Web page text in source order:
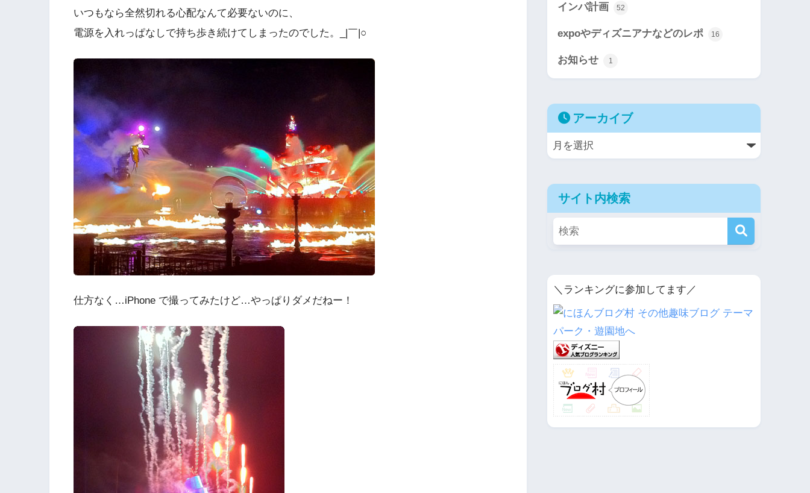
いつもなら全然切れる心配なんて必要ないのに、
電源を入れっぱなしで持ち歩き続けてしまったのでした。_|￣|○
仕方なく…iPhone で撮ってみたけど…やっぱりダメだねー！
インパ計画 52
expoやディズニアナなどのレポ 16
お知らせ 1
アーカイブ
サイト内検索
＼ランキングに参加してます／